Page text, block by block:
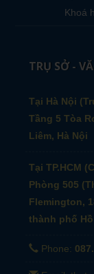
Khoá
TRỤ SỞ -
Tại Hà Nội
Tầng 5 Tòa
Liêm, Hà Nội
Tại TP.HCM
Phòng 505
Flemington,
thành phố
Phone: